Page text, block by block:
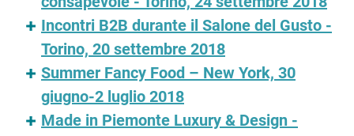
Incontri B2B durante il Salone del Gusto -
Torino, 20 settembre 2018
Summer Fancy Food – New York, 30
giugno-2 luglio 2018
Made in Piemonte Luxury & Design -